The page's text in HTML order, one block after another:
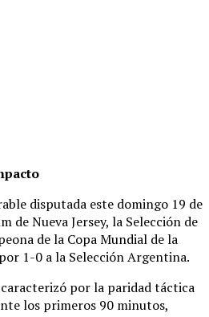
disputada este domingo 19 de
de Nueva Jersey, la Selección de
de la Copa Mundial de la
1-0 a la Selección Argentina.
por la paridad táctica
los primeros 90 minutos,